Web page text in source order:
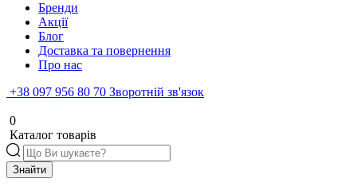
Бренди
Акції
Блог
Доставка та повернення
Про нас
+38 097 956 80 70 Зворотній зв'язок
0
Каталог товарів
Знайти